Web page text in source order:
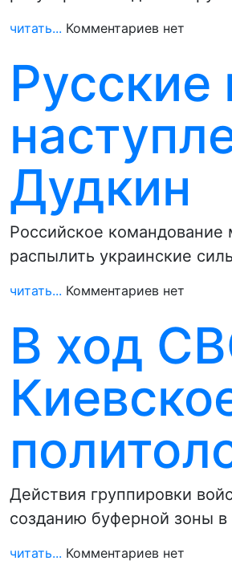
читать... Комментариев нет
Дудкин
Российское командование
распылить украинские
читать... Комментариев нет
В ход
Действия группировки
созданию буферной зоны
читать... Комментариев нет